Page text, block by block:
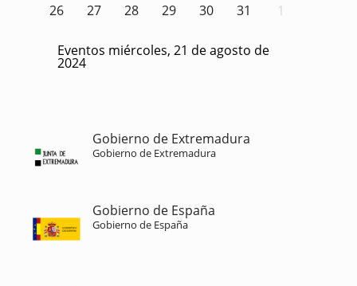
26
27 28 29 30 31 1
Eventos miércoles, 21 de agosto de
2024
Gobierno de Extremadura
Gobierno de Extremadura
Gobierno de España
Gobierno de España